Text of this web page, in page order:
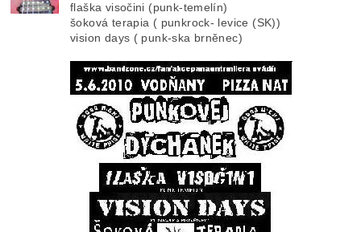
flaška visočini (punk-temelín)
šoková terapia ( punkrock- levice (SK))
vision days ( punk-ska brněnec)